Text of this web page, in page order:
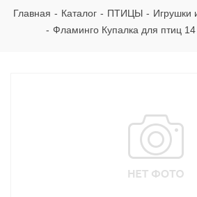
Главная - Каталог - ПТИЦЫ - Игрушки
- Фламинго Купалка для птиц